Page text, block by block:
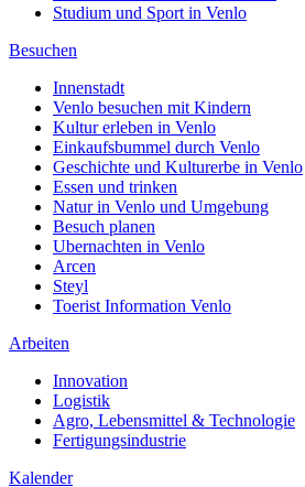
Studium und Sport in Venlo
Besuchen
Innenstadt
Venlo besuchen mit Kindern
Kultur erleben in Venlo
Einkaufsbummel durch Venlo
Geschichte und Kulturerbe in Venlo
Essen und trinken
Natur in Venlo und Umgebung
Besuch planen
Ubernachten in Venlo
Arcen
Steyl
Toerist Information Venlo
Arbeiten
Innovation
Logistik
Agro, Lebensmittel & Technologie
Fertigungsindustrie
Kalender